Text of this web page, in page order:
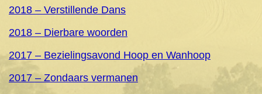
2018 – Verstillende Dans
2018 – Dierbare woorden
2017 – Bezielingsavond Hoop en Wanhoop
2017 – Zondaars vermanen